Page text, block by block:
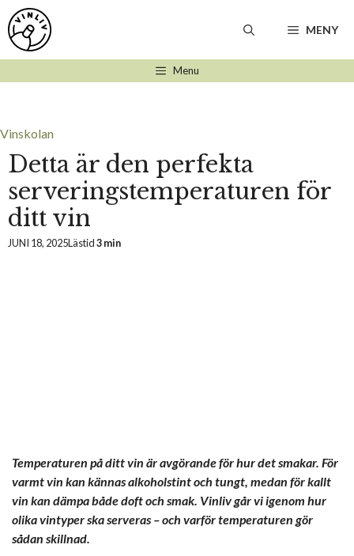
Hoppa
till
innehåll
MENY
Menu
Vinskolan
Detta är den perfekta
serveringstemperaturen för
ditt vin
JUNI 18, 2025Lästid3 min
Temperaturen på ditt vin är avgörande för hur det smakar. För
varmt vin kan kännas alkoholstint och tungt, medan för kallt
vin kan dämpa både doft och smak. Vinliv går vi igenom hur
olika vintyper ska serveras – och varför temperaturen gör
sådan skillnad.